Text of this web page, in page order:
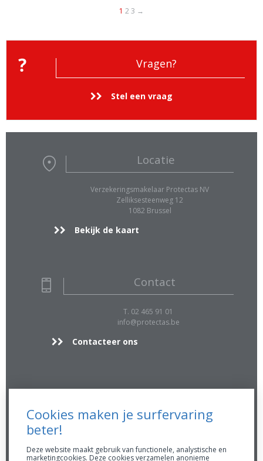
1 2 3 →
Vragen?
Stel een vraag
Locatie
Verzekeringsmakelaar Protectas NV
Zelliksesteenweg 12
1082 Brussel
Bekijk de kaart
Contact
T. 02 465 91 01
info@protectas.be
Contacteer ons
Extra Info
FSMA 16896 A
AssurMiFID gedragsregels
Cookies maken je surfervaring
beter!
Deze website maakt gebruik van functionele, analystische en
marketingcookies. Deze cookies verzamelen anonieme